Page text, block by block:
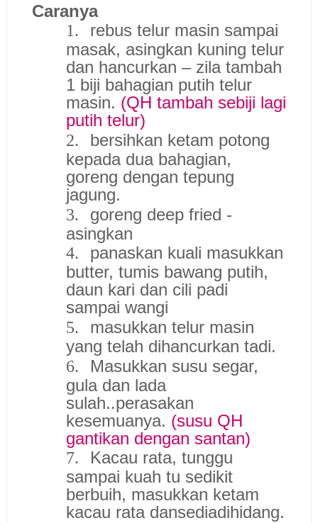
Caranya
1.
rebus telur masin sampai
masak, asingkan kuning telur
dan hancurkan – zila tambah
1 biji bahagian putih telur
masin. (QH tambah sebiji lagi
putih telur)
2.
bersihkan ketam potong
kepada dua bahagian,
goreng dengan tepung
jagung.
3.
goreng deep fried -
asingkan
4.
panaskan kuali masukkan
butter, tumis bawang putih,
daun kari dan cili padi
sampai wangi
5.
masukkan telur masin
yang telah dihancurkan tadi.
6.
Masukkan susu segar,
gula dan lada
sulah..perasakan
kesemuanya. (susu QH
gantikan dengan santan)
7.
Kacau rata, tunggu
sampai kuah tu sedikit
berbuih, masukkan ketam
kacau rata dansediadihidang.